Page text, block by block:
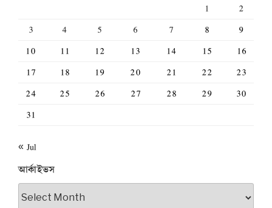
1
2
3
4 5 6 7 8
9
10
11 12 13 14 15
16
17
18 19 20 21 22
23
24
25 26 27 28 29
30
31
« Jul
আর্কাইভস
আর্কাইভস